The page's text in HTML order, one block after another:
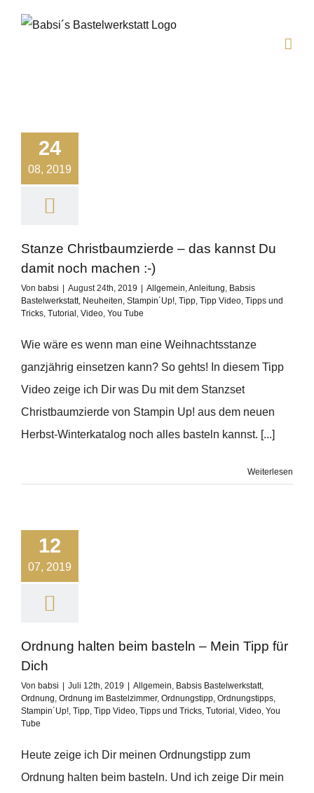
24
08, 2019
Stanze Christbaumzierde – das kannst Du
damit noch machen :-)
Von babsi August 24th, 2019 Allgemein,Anleitung, Babsis
Bastelwerkstatt, Neuheiten, Stampin´Up!, Tipp, Tipp Video, Tipps und
Tricks, Tutorial , Video, You Tube
Wie wäre es wenn man eine Weihnachtsstanze
ganzjährig einsetzen kann? So gehts! In diesem Tipp
Video zeige ich Dir was Du mit dem Stanzset
Christbaumzierde von Stampin Up! aus dem neuen
Herbst-Winterkatalog noch alles basteln kannst. [...]
Weiterlesen
12
07, 2019
Ordnung halten beim basteln – Mein Tipp für
Dich
Von babsi Juli 12th, 2019 Allgemein, Babsis Bastelwerkstatt,
Ordnung, Ordnung im Bastelzimmer, Ordnungstipp, Ordnungstipps,
Stampin´Up!, Tipp, Tipp Video, Tipps und Tricks, Tutorial , Video, You
Tube
Heute zeige ich Dir meinen Ordnungstipp zum
Ordnung halten beim basteln. Und ich zeige Dir mein